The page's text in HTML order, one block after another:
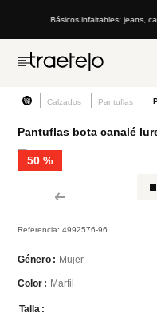
Básicos infaltables: jeans,
Calzados Pantuflas
Pantuflas bota canalé
50 %
Referencia:4992576-96
Género
Mujer
Color
Marfil
Talla